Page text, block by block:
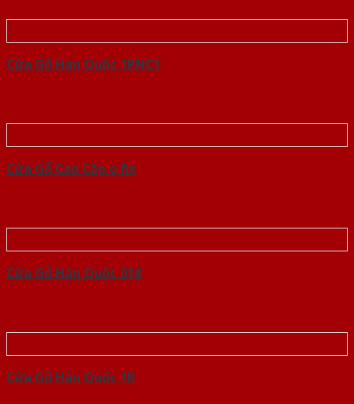
Cửa Gỗ Hàn Quốc 1PNC1
Cửa Gỗ Cao Cấp o fix
Cửa Gỗ Hàn Quốc 018
Cửa Gỗ Hàn Quốc 1K